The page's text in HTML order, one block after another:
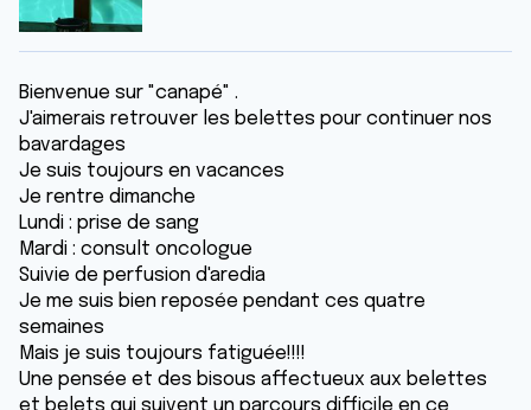
Bienvenue sur "canapé" .
J'aimerais retrouver les belettes pour continuer nos
bavardages
Je suis toujours en vacances
Je rentre dimanche
Lundi : prise de sang
Mardi : consult oncologue
Suivie de perfusion d'aredia
Je me suis bien reposée pendant ces quatre
semaines
Mais je suis toujours fatiguée!!!!
Une pensée et des bisous affectueux aux belettes
et belets qui suivent un parcours difficile en ce